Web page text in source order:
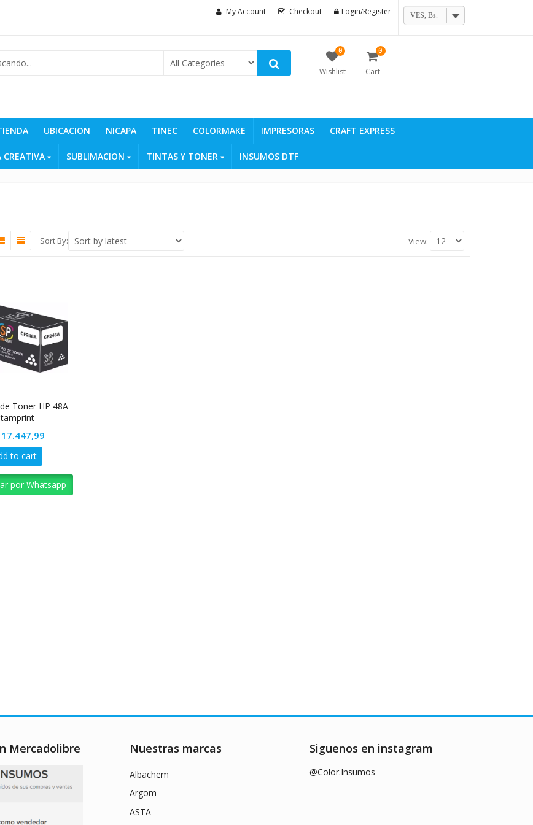
My Account Checkout Login/Register VES, Bs.
0
Wishlist
0
Cart
UBICACION NICAPA TINEC COLORMAKE IMPRESORAS CRAFT EXPRESS
CREATIVA SUBLIMACION TINTAS Y TONER INSUMOS DTF
Sort By: View:
Toner HP 48A
17.447,99
to cart
por Whatsapp
Mercadolibre Nuestras marcas
Albachem
Argom
ASTA
Siguenos en instagram
@Color.Insumos